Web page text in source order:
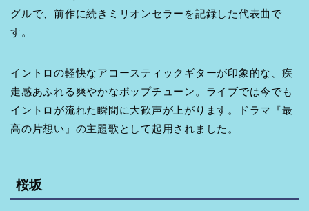
グルで、前作に続きミリオンセラーを記録した代表曲で
す。
イントロの軽快なアコースティックギターが印象的な、疾
走感あふれる爽やかなポップチューン。ライブでは今でも
イントロが流れた瞬間に大歓声が上がります。ドラマ『最
高の片想い』の主題歌として起用されました。
桜坂